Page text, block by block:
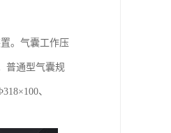
。气囊工作压
普通型气囊规
、